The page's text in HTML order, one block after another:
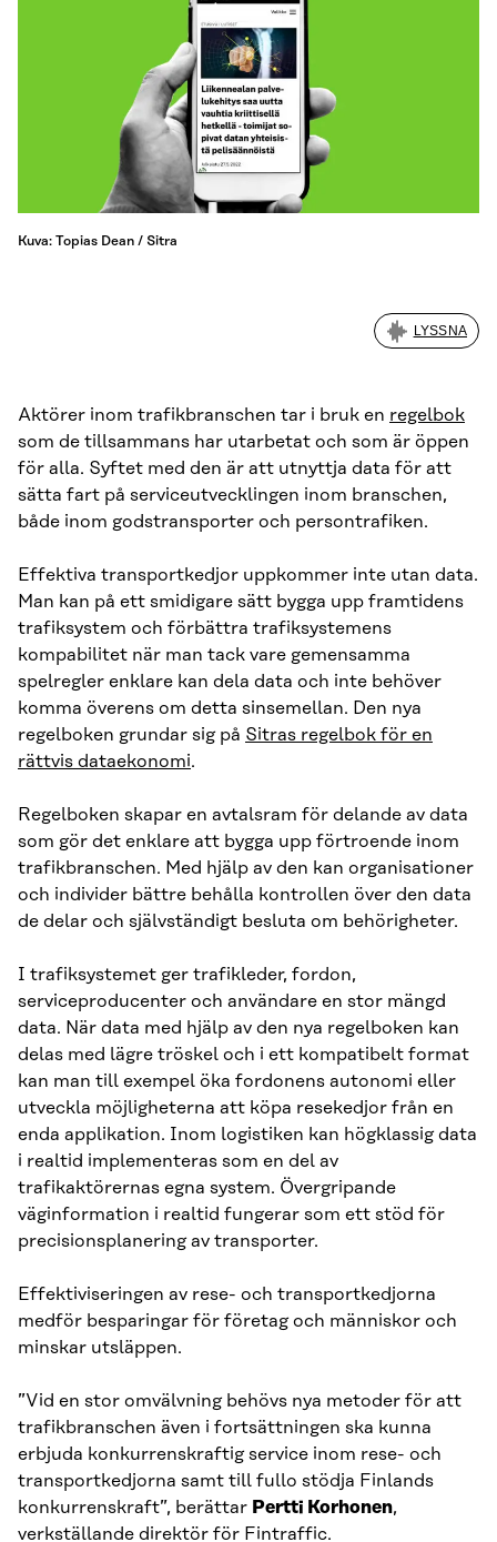
Kuva: Topias Dean / Sitra
LYSSNA
Aktörer inom trafikbranschen tar i bruk en regelbok
som de tillsammans har utarbetat och som är öppen
för alla. Syftet med den är att utnyttja data för att
sätta fart på serviceutvecklingen inom branschen,
både inom godstransporter och persontrafiken.
Effektiva transportkedjor uppkommer inte utan data.
Man kan på ett smidigare sätt bygga upp framtidens
trafiksystem och förbättra trafiksystemens
kompabilitet när man tack vare gemensamma
spelregler enklare kan dela data och inte behöver
komma överens om detta sinsemellan. Den nya
regelboken grundar sig på Sitras regelbok för en
rättvis dataekonomi.
Regelboken skapar en avtalsram för delande av data
som gör det enklare att bygga upp förtroende inom
trafikbranschen. Med hjälp av den kan organisationer
och individer bättre behålla kontrollen över den data
de delar och självständigt besluta om behörigheter.
I trafiksystemet ger trafikleder, fordon,
serviceproducenter och användare en stor mängd
data. När data med hjälp av den nya regelboken kan
delas med lägre tröskel och i ett kompatibelt format
kan man till exempel öka fordonens autonomi eller
utveckla möjligheterna att köpa resekedjor från en
enda applikation. Inom logistiken kan högklassig data
i realtid implementeras som en del av
trafikaktörernas egna system. Övergripande
väginformation i realtid fungerar som ett stöd för
precisionsplanering av transporter.
Effektiviseringen av rese- och transportkedjorna
medför besparingar för företag och människor och
minskar utsläppen.
”Vid en stor omvälvning behövs nya metoder för att
trafikbranschen även i fortsättningen ska kunna
erbjuda konkurrenskraftig service inom rese- och
transportkedjorna samt till fullo stödja Finlands
konkurrenskraft”, berättar Pertti Korhonen,
verkställande direktör för Fintraffic.